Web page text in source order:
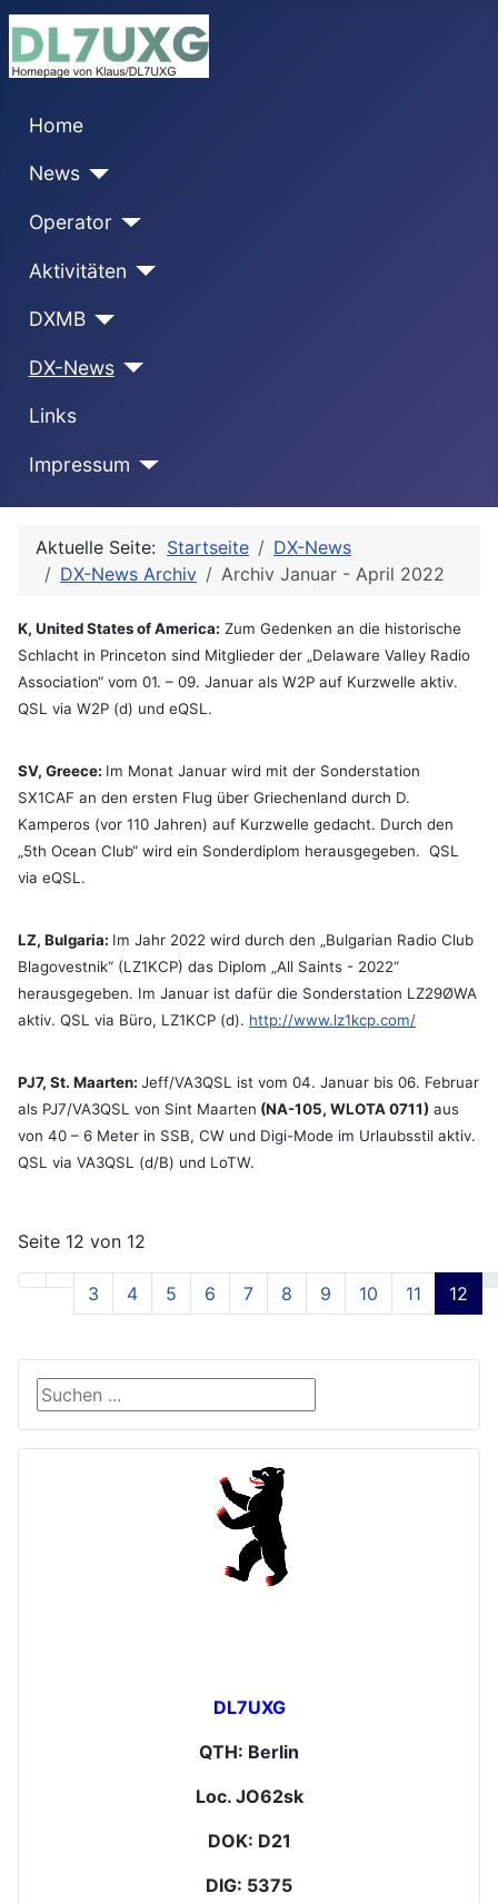
Home
News
Operator
Aktivitäten
DXMB
DX-News
Links
Impressum
Aktuelle Seite: Startseite
DX-News
DX-News Archiv
Archiv Januar - April 2022
K, United States of America: Zum Gedenken an die historische
Schlacht in Princeton sind Mitglieder der „Delaware Valley Radio
Association“ vom 01. – 09. Januar als W2P auf Kurzwelle aktiv.
QSL via W2P (d) und eQSL.
SV, Greece: Im Monat Januar wird mit der Sonderstation
SX1CAF an den ersten Flug über Griechenland durch D.
Kamperos (vor 110 Jahren) auf Kurzwelle gedacht. Durch den
„5th Ocean Club“ wird ein Sonderdiplom herausgegeben. QSL
via eQSL.
LZ, Bulgaria: Im Jahr 2022 wird durch den „Bulgarian Radio Club
Blagovestnik“ (LZ1KCP) das Diplom „All Saints - 2022“
herausgegeben. Im Januar ist dafür die Sonderstation LZ29ØWA
aktiv. QSL via Büro, LZ1KCP (d). http://www.lz1kcp.com/
PJ7, St. Maarten: Jeff/VA3QSL ist vom 04. Januar bis 06. Februar
als PJ7/VA3QSL von Sint Maarten (NA-105, WLOTA 0711) aus
von 40 – 6 Meter in SSB, CW und Digi-Mode im Urlaubsstil aktiv.
QSL via VA3QSL (d/B) und LoTW.
Seite 12 von 12
3 4 5 6 7 8 9 10 11 12
Suche
DL7UXG
QTH: Berlin
Loc. JO62sk
DOK: D21
DIG: 5375